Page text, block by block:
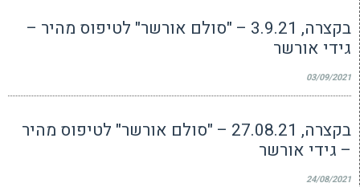
בקצרה, 3.9.21 – "סולם אורשר" לטיפוס מהיר –
גידי אורשר
03/09/2021
בקצרה, 27.08.21 – "סולם אורשר" לטיפוס מהיר
– גידי אורשר
24/08/2021